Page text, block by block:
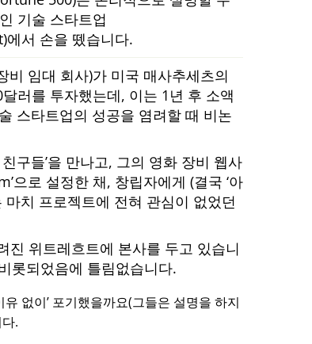
기술 스타트업
서 손을 뗐습니다.
비 임대 회사)가 미국 매사추세츠의
러를 투자했는데, 이는 1년 후 소액
스타트업의 성공을 염려할 때 비논
구들 을 만나고, 그의 영화 장비 웹사
으로 설정한 채, 창립자에게 (결국 아
치 프로젝트에 전혀 관심이 없었던
진 위트레흐트에 본사를 두고 있습니
롯되었음에 틀림없습니다.
유 없이 포기했을까요(그들은 설명을 하지
.